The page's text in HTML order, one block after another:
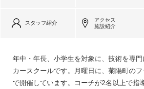
スタッフ紹介
アクセス
施設紹介
年中・年長、小学生を対象に、技術を専
カースクールです。月曜日に、菊陽町の
で開催しています。コーチが2名以上で指